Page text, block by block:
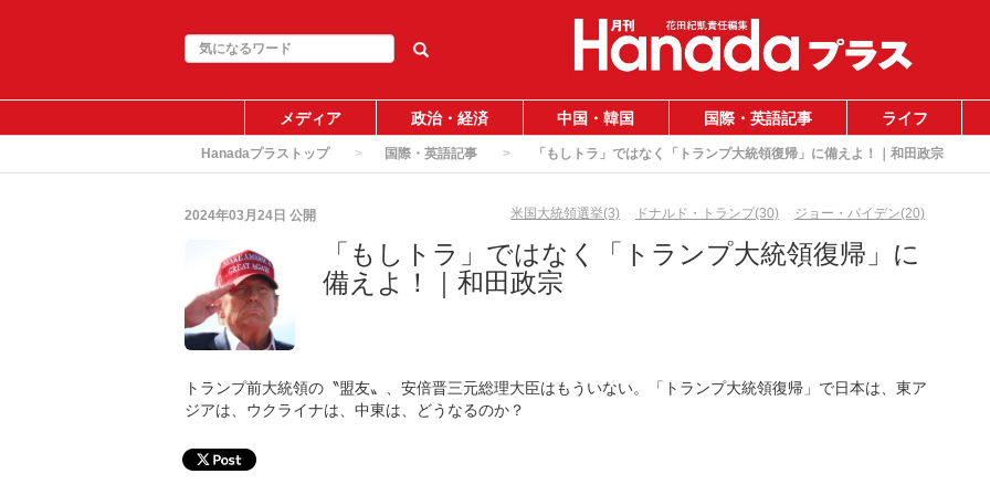
メディア 政治・経済 中国・韓国 国際・英語記事 ライフ
Hanadaプラストップ 国際・英語記事 「もしトラ」ではなく「トランプ大統領復帰」に備えよ！｜和田政宗
2024年03月24日 公開 米国大統領選挙(3) ドナルド・トランプ(30) ジョー・バイデン(20)
「もしトラ」ではなく「トランプ大統領復帰」に
備えよ！｜和田政宗
トランプ前大統領の〝盟友〟、安倍晋三元総理大臣はもういない。「トランプ大統領復帰」で日本は、東ア
ジアは、ウクライナは、中東は、どうなるのか？